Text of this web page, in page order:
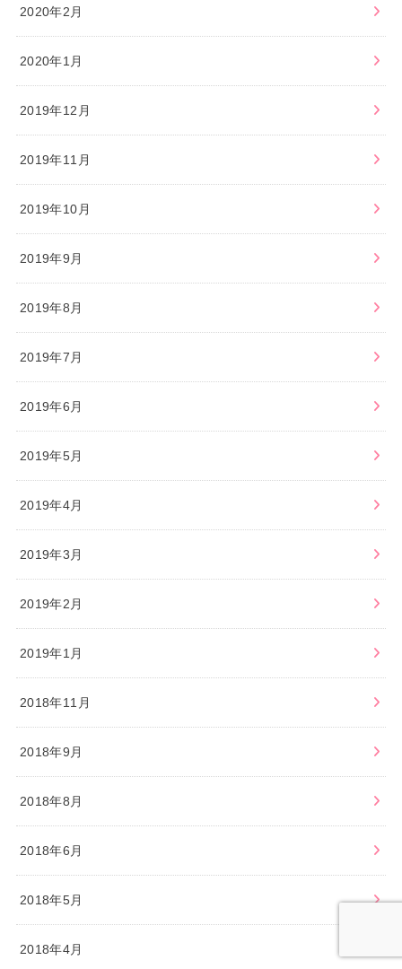
2020年2月
2020年1月
2019年12月
2019年11月
2019年10月
2019年9月
2019年8月
2019年7月
2019年6月
2019年5月
2019年4月
2019年3月
2019年2月
2019年1月
2018年11月
2018年9月
2018年8月
2018年6月
2018年5月
2018年4月